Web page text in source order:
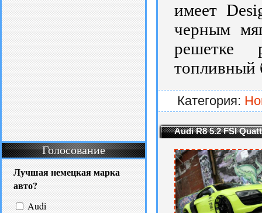
Голосование
Лучшая немецкая марка
авто?
Audi
имеет
черным
решетке
топливный
Категория:
Audi R8 5.2 FSI